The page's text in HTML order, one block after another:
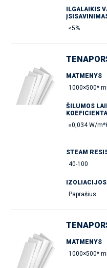
ILGALAIKIS
≤5%
MATMENYS
1000×500*
ŠILUMOS
≤0,034 W/
STEAM
40-100
Paprašius
MATMENYS
1000×500*